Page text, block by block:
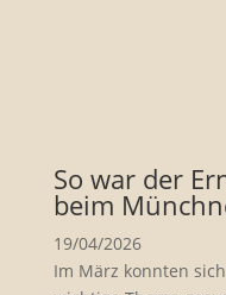
So war der
beim
19/04/2026
Im März konnten